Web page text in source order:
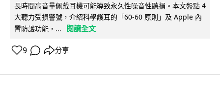
長時間高音量佩戴耳機可能導致永久性噪音性聽損。本文盤點 4
大聽力受損警號，介紹科學護耳的「60-60 原則」及 Apple 內
置防護功能，...
閱讀全文
9 分享